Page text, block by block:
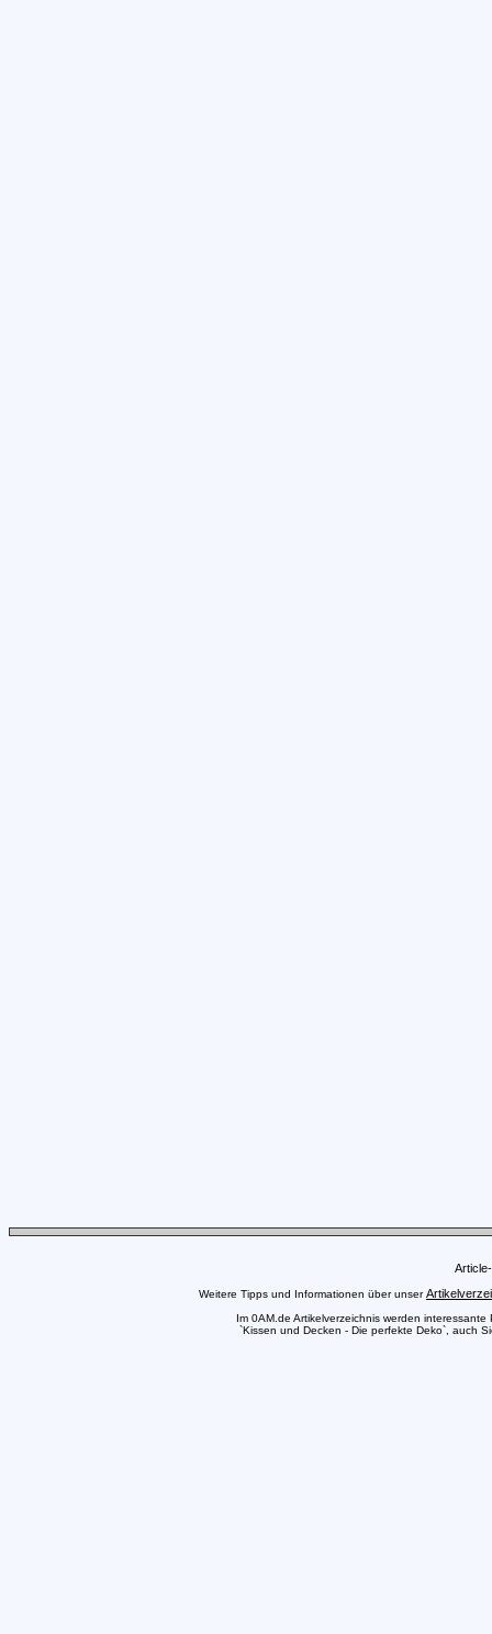
Weitere Tipps und Informationen über unser
Im 0AM.de Artikelverzeichnis werden
`Kissen und Decken - Die perfekte Deko`, auch